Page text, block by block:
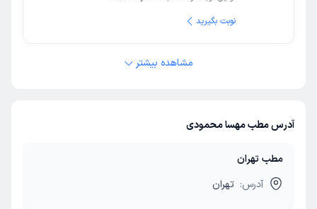
نوبت بگیرید
مشاهده بیشتر
آدرس مطب مهسا محمودی
مطب تهران
آدرس: تهران